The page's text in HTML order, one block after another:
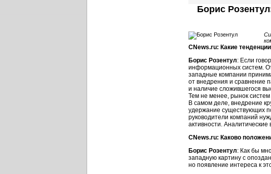
Борис
CNews.ru: Какие
Борис Розентул: Если
информационных систем.
западные компании
от внедрения и сравнение
и наличие сложившегося
Тем не менее, рынок
В самом деле, внедрение
удержание существующих
руководители компаний
активности.
CNews.ru: Каково
Борис Розентул: Как бы
западную картину с
но появление интереса к